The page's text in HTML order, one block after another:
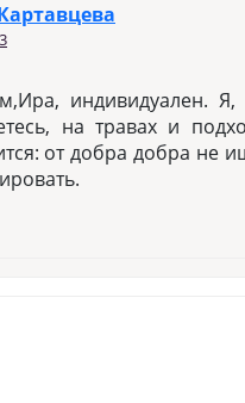
индивидуален.
на травах и
от добра добра не